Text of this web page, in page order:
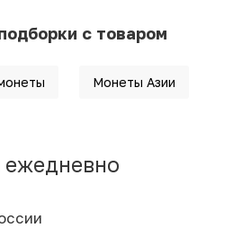
с товаром
Монеты Азии